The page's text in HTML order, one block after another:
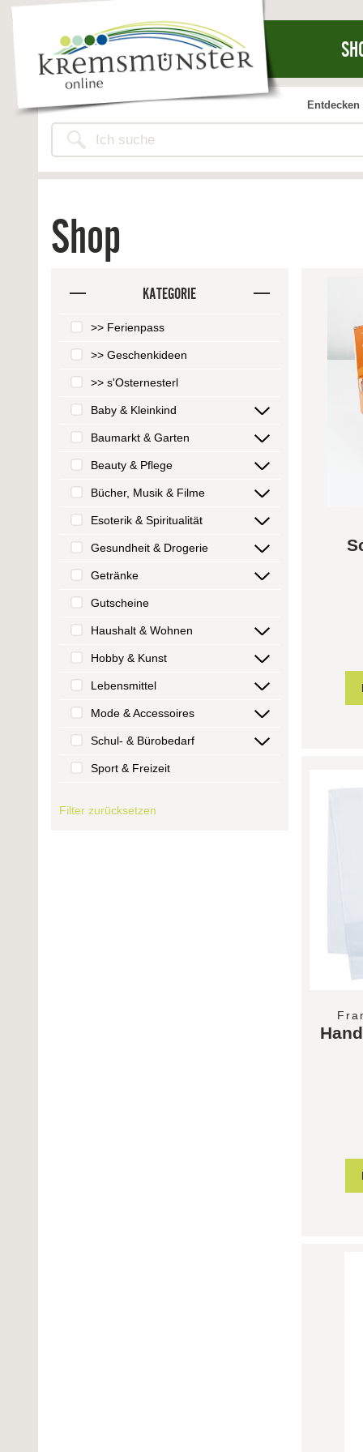
Shop
KATEGORIE
>> Ferienpass
>> Geschenkideen
>> s'Osternesterl
Baby & Kleinkind
Baumarkt & Garten
Beauty & Pflege
Bücher, Musik & Filme
Esoterik & Spiritualität
Gesundheit & Drogerie
Getränke
Gutscheine
Haushalt & Wohnen
Hobby & Kunst
Lebensmittel
Mode & Accessoires
Schul- & Bürobedarf
Sport & Freizeit
Filter zurücksetzen